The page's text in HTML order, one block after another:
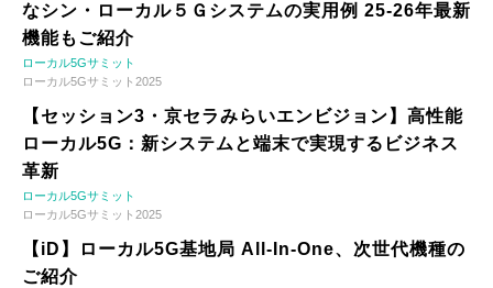
なシン・ローカル５Ｇシステムの実用例 25-26年最新
機能もご紹介
ローカル5Gサミット
ローカル5Gサミット2025
【セッション3・京セラみらいエンビジョン】高性能
ローカル5G：新システムと端末で実現するビジネス
革新
ローカル5Gサミット
ローカル5Gサミット2025
【iD】ローカル5G基地局 All-In-One、次世代機種の
ご紹介